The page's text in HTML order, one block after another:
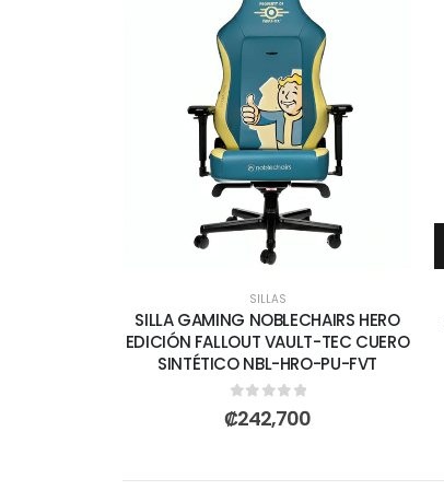
SILLAS
SILLA GAMING NOBLECHAIRS HERO
EDICIÓN FALLOUT VAULT-TEC CUERO
SINTÉTICO NBL-HRO-PU-FVT
0out of 5
₡242,700